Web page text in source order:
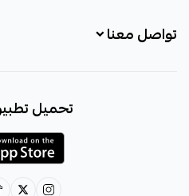
تواصل معنا
decora6586@gmail.com
تحميل